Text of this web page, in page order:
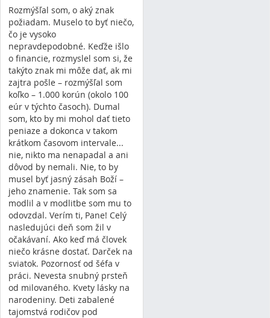
Rozmýšľal som, o aký znak
požiadam. Muselo to byť niečo,
čo je vysoko
nepravdepodobné. Keďže išlo
o financie, rozmyslel som si, že
takýto znak mi môže dať, ak mi
zajtra pošle – rozmýšľal som
koľko – 1.000 korún (okolo 100
eúr v týchto časoch). Dumal
som, kto by mi mohol dať tieto
peniaze a dokonca v takom
krátkom časovom intervale...
nie, nikto ma nenapadal a ani
dôvod by nemali. Nie, to by
musel byť jasný zásah Boží –
jeho znamenie. Tak som sa
modlil a v modlitbe som mu to
odovzdal. Verím ti, Pane! Celý
nasledujúci deň som žil v
očakávaní. Ako keď má človek
niečo krásne dostať. Darček na
sviatok. Pozornosť od šéfa v
práci. Nevesta snubný prsteň
od milovaného. Kvety lásky na
narodeniny. Deti zabalené
tajomstvá rodičov pod